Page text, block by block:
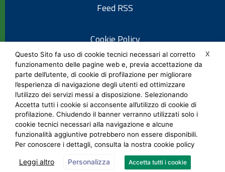
Feed RSS
Cookie Policy
Informativa privacy
Note legali
Social Media Policy
X
Questo Sito fa uso di cookie tecnici necessari al corretto
funzionamento delle pagine web e, previa accettazione da
parte dell’utente, di cookie di profilazione per migliorare
l’esperienza di navigazione degli utenti ed ottimizzare
l’utilizzo dei servizi messi a disposizione. Selezionando
Accetta tutti i cookie si acconsente all’utilizzo di cookie di
profilazione. Chiudendo il banner verranno utilizzati solo i
cookie tecnici necessari alla navigazione e alcune
funzionalità aggiuntive potrebbero non essere disponibili.
Per conoscere i dettagli, consulta la nostra cookie policy
Leggi altro Personalizza Accetta tutti i cookie